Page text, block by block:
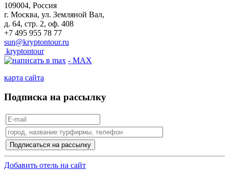
109004, Россия
г. Москва, ул. Земляной Вал,
д. 64, стр. 2, оф. 408
+7 495 955 78 77
sun@kryptontour.ru
kryptontour
- MAX
карта сайта
Подписка на рассылку
Добавить отель на сайт